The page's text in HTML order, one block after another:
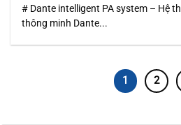
# Dante intelligent PA system – Hệ
thông minh Dante...
1 2